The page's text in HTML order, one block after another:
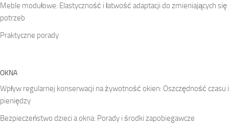
Meble modułowe: Elastyczność i łatwość adaptacji do zmieniających się
potrzeb
Praktyczne porady
OKNA
Wpływ regularnej konserwacji na żywotność okien: Oszczędność czasu i
pieniędzy
Bezpieczeństwo dzieci a okna: Porady i środki zapobiegawcze